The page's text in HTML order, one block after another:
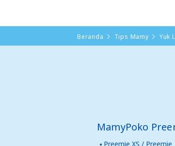
Beranda Tips Mamy Yuk
MamyPoko
Preemie XS / Preemie